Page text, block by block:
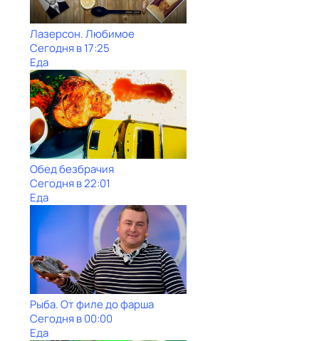
Лазерсон. Любимое
Сегодня в 17:25
Еда
Обед безбрачия
Сегодня в 22:01
Еда
Рыба. От филе до фарша
Сегодня в 00:00
Еда